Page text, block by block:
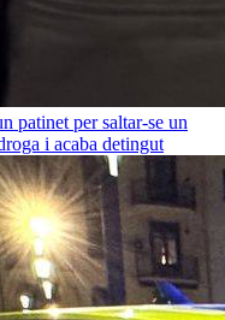
patinet per saltar-se un
i acaba detingut